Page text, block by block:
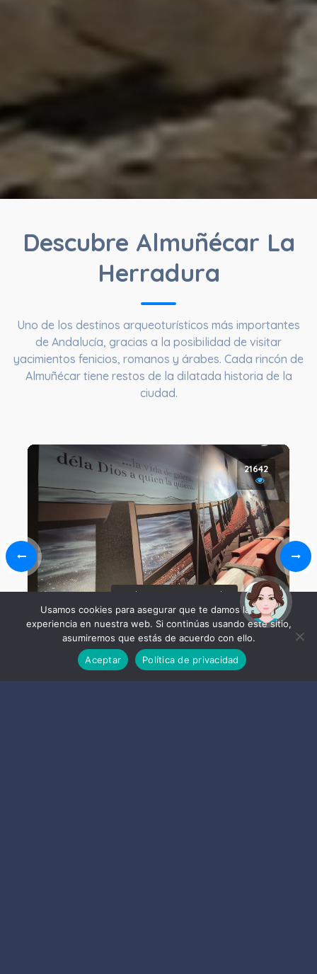
Descubre Almuñécar La
Herradura
Uno de los destinos arqueoturísticos más importantes
de Andalucía, gracias a la posibilidad de visitar
yacimientos fenicios, romanos y árabes. Cada rincón de
Almuñécar tiene restos de la dilatada historia de la
ciudad.
21642
Castillo de La Herradura
Usamos cookies para asegurar que te damos la mejor
experiencia en nuestra web. Si continúas usando este sitio,
asumiremos que estás de acuerdo con ello.
Aceptar
Política de privacidad
¡Hola! Soy Noy. ¿Puedo
ayudarte?